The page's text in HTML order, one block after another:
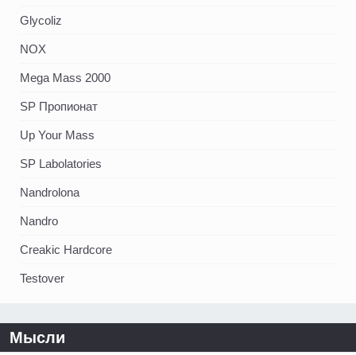
Glycoliz
NOX
Mega Mass 2000
SP Пропионат
Up Your Mass
SP Labolatories
Nandrolona
Nandro
Creakic Hardcore
Testover
Мысли